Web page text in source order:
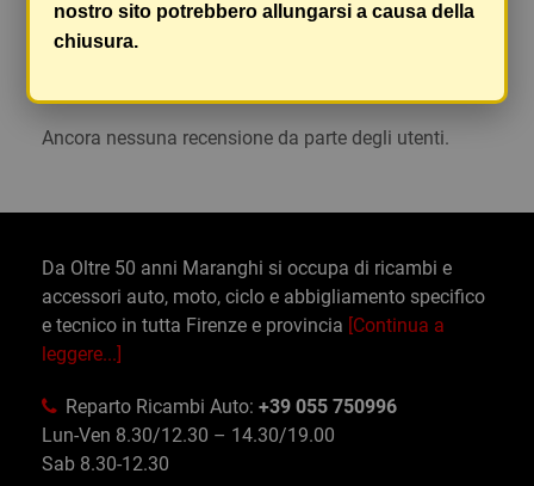
Ancora nessuna recensione da parte degli utenti.
nostro sito potrebbero allungarsi a causa della
chiusura.
Da Oltre 50 anni Maranghi si occupa di ricambi e
accessori auto, moto, ciclo e abbigliamento specifico
e tecnico in tutta Firenze e provincia [Continua a
leggere...]
Reparto Ricambi Auto: +39 055 750996
Lun-Ven 8.30/12.30 – 14.30/19.00
Sab 8.30-12.30